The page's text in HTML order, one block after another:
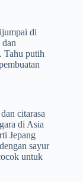
di
dan
Tahu putih
citarasa
di Asia
Jepang
sayur
untuk